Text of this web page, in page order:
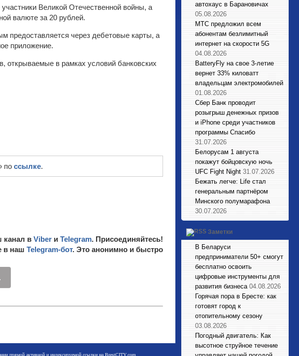
Великой Отечественной войны, а
валюте за 20 рублей.
предоставляется через дебетовые карты, а
приложение.
открываемые в рамках условий банковских
по ссылке.
канал в Viber и Telegram. Присоединяйтесь!
в наш Telegram-бот. Это анонимно и быстро
прямой активной и индексируемой ссылки на BrestCITY.com
автохаус в Барановичах
05.08.2026
МТС предложил всем
абонентам безлимитный
интернет на скорости 5G
04.08.2026
BatteryFly на свое 3-летие
вернет 33% киловатт
владельцам электромобилей
01.08.2026
Сбер Банк проводит
розыгрыш денежных призов
и iPhone среди участников
программы Спасибо
31.07.2026
Белорусам 1 августа
покажут бойцовскую ночь
UFC Fight Night 31.07.2026
Бежать легче: Life стал
генеральным партнёром
Минского полумарафона
30.07.2026
Заметки
В Беларуси
предприниматели 50+ смогут
бесплатно освоить
цифровые инструменты для
развития бизнеса 04.08.2026
Горячая пора в Бресте: как
готовят город к
отопительному сезону
03.08.2026
Погодный двигатель: Как
высотное струйное течение